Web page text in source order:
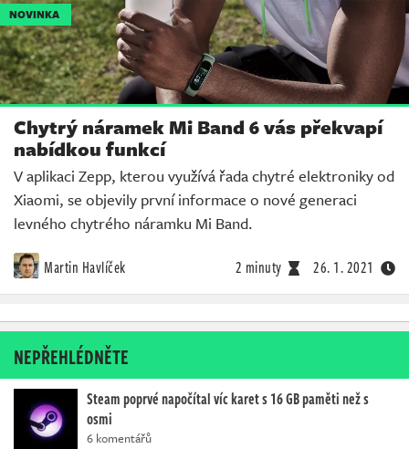
NOVINKA
Chytrý náramek Mi Band 6 vás překvapí
nabídkou funkcí
V aplikaci Zepp, kterou využívá řada chytré elektroniky od
Xiaomi, se objevily první informace o nové generaci
levného chytrého náramku Mi Band.
Martin Havlíček 2 minuty 26. 1. 2021
NEPŘEHLÉDNĚTE
Steam poprvé napočítal víc karet s 16 GB paměti než s
osmi
6 komentářů